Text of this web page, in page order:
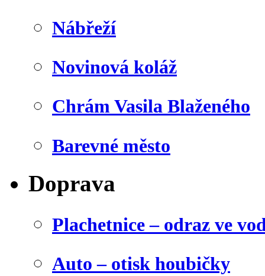
Nábřeží
Novinová koláž
Chrám Vasila Blaženého
Barevné město
Doprava
Plachetnice – odraz ve
Auto – otisk houbičky